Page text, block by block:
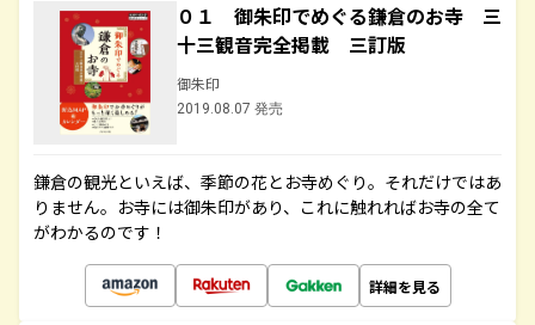
０１ 御朱印でめぐる鎌倉のお寺 三
十三観音完全掲載 三訂版
御朱印
2019.08.07 発売
鎌倉の観光といえば、季節の花とお寺めぐり。それだけではあ
りません。お寺には御朱印があり、これに触れればお寺の全て
がわかるのです！
詳細を見る